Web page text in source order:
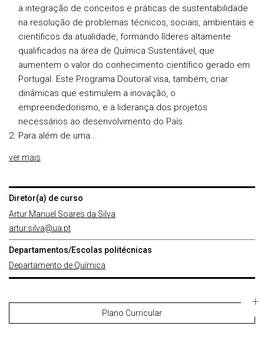
a integração de conceitos e práticas de sustentabilidade
na resolução de problemas técnicos, sociais, ambientais e
científicos da atualidade, formando líderes altamente
qualificados na área de Química Sustentável, que
aumentem o valor do conhecimento científico gerado em
Portugal. Este Programa Doutoral visa, também, criar
dinâmicas que estimulem a inovação, o
empreendedorismo, e a liderança dos projetos
necessários ao desenvolvimento do País.
Para além de uma...
ver mais
Diretor(a) de curso
Artur Manuel Soares da Silva
artur.silva@ua.pt
Departamentos/Escolas politécnicas
Departamento de Química
Plano Curricular